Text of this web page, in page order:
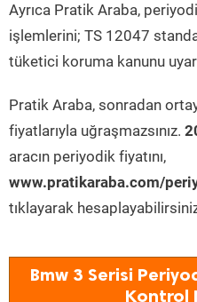
Ayrıca Pratik Araba,
işlemlerini; TS 12047
tüketici koruma kanunu
Pratik Araba, sonradan
fiyatlarıyla uğraşmazsınız.
aracın periyodik fiyatını,
www.pratikaraba.com/
tıklayarak
Bmw 3 Serisi
Kontrol